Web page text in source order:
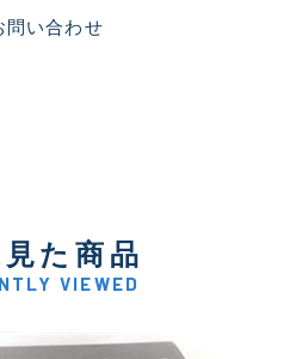
問い合わせ
た商品
VIEWED